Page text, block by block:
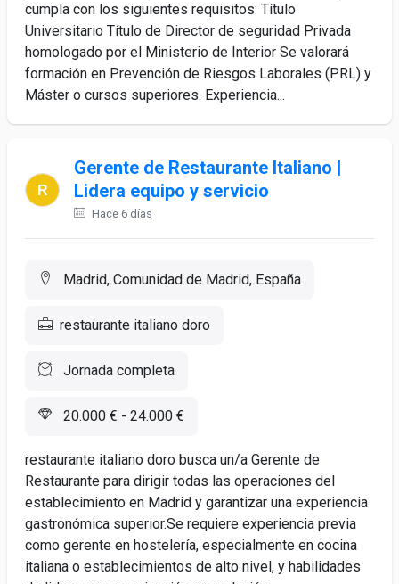
cumpla con los siguientes requisitos: Título
Universitario Título de Director de seguridad Privada
homologado por el Ministerio de Interior Se valorará
formación en Prevención de Riesgos Laborales (PRL) y
Máster o cursos superiores. Experiencia...
Gerente de Restaurante Italiano |
Lidera equipo y servicio
Hace 6 días
Madrid, Comunidad de Madrid, España
restaurante italiano doro
Jornada completa
20.000 € - 24.000 €
restaurante italiano doro busca un/a Gerente de
Restaurante para dirigir todas las operaciones del
establecimiento en Madrid y garantizar una experiencia
gastronómica superior.Se requiere experiencia previa
como gerente en hostelería, especialmente en cocina
italiana o establecimientos de alto nivel, y habilidades